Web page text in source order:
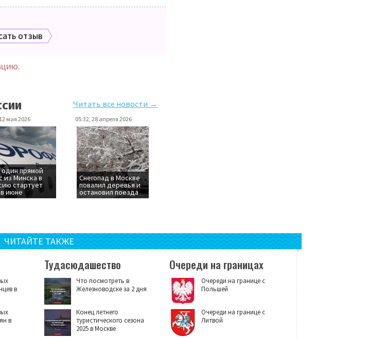
отзыв
Читать все новости →
мая 2026
прямой
из Минска в
стартует
июне
05:32, 28 апреля 2026
Снегопад в Москве
повалил деревья и
остановил поезда
ЧИТАЙТЕ ТАКЖЕ
в
в
Тудасюдашество
Что посмотреть в
Железноводске за 2 дня
Конец летнего
туристического сезона
2025 в Москве
Очереди на границах
Очереди на границе с
Польшей
Очереди на границе с
Литвой